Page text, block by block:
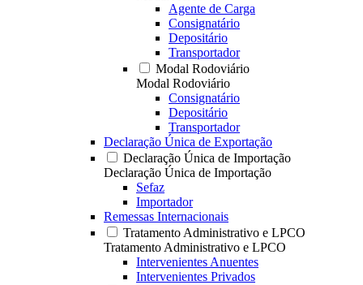
Agente de Carga
Consignatário
Depositário
Transportador
Modal Rodoviário
Modal Rodoviário
Consignatário
Depositário
Transportador
Declaração Única de Exportação
Declaração Única de Importação
Declaração Única de Importação
Sefaz
Importador
Remessas Internacionais
Tratamento Administrativo e LPCO
Tratamento Administrativo e LPCO
Intervenientes Anuentes
Intervenientes Privados